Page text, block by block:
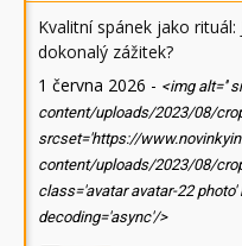
Kvalitní spánek jako
dokonalý zážitek?
1 června 2026 - <img alt=''
content/uploads/2023/08/
srcset='https://
content/uploads/2023/08/
class='avatar avatar-22
decoding='async'/>